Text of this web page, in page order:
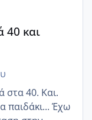
40 και
στα 40. Και.
Έχω